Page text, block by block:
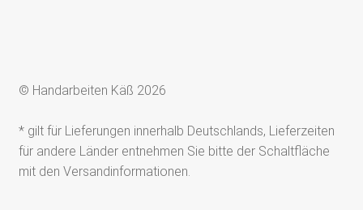
© Handarbeiten Käß 2026
* gilt für Lieferungen innerhalb Deutschlands, Lieferzeiten
für andere Länder entnehmen Sie bitte der Schaltfläche
mit den Versandinformationen.